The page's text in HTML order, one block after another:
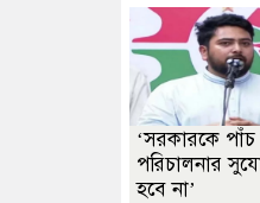
‘সরকারকে
পরিচালনার
হবে না’